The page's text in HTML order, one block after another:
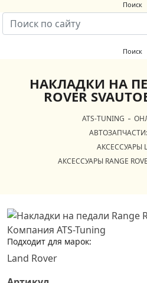
НАКЛАДКИ НА
ROVER
ATS-TUNING
АКСЕССУАРЫ
АКСЕССУАРЫ RANGE
Подходит для марок:
Land Rover